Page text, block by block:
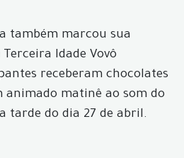
também marcou sua
Idade Vovô
receberam chocolates
matinê ao som do
tarde do dia 27 de abril.